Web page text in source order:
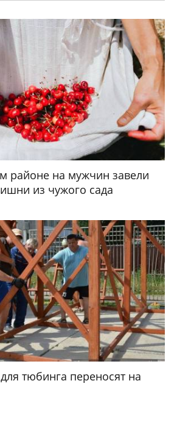
районе на мужчин завели
из чужого сада
тюбинга переносят на